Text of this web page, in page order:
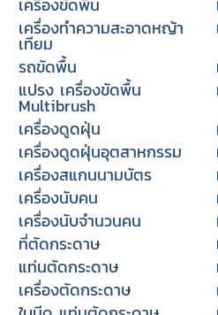
เครื่องขัดพื้น
เครื่องทำความสะอาดหญ้า
เทียม
รถขัดพื้น
แปรง เครื่องขัดพื้น
Multibrush
เครื่องดูดฝุ่น
เครื่องดูดฝุ่นอุตสาหกรรม
เครื่องสแกนนามบัตร
เครื่องนับคน
เครื่องนับจํานวนคน
ที่ตัดกระดาษ
แท่นตัดกระดาษ
เครื่องตัดกระดาษ